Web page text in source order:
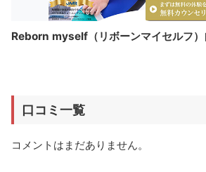
Reborn myself（リボーンマイセルフ）
口コミ一覧
コメントはまだありません。